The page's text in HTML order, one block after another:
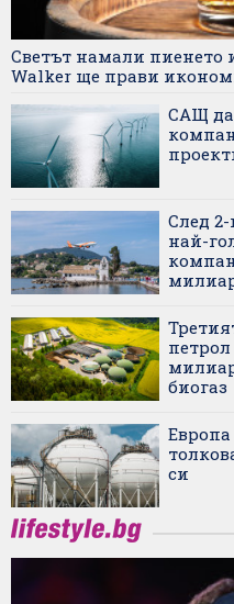
Светът намали пиенето
Walker ще прави
САЩ
След
най-
петрол
биогаз
си